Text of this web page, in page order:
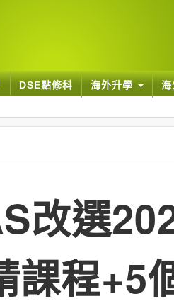
DSE點修科 海外升學
改選
課程+5